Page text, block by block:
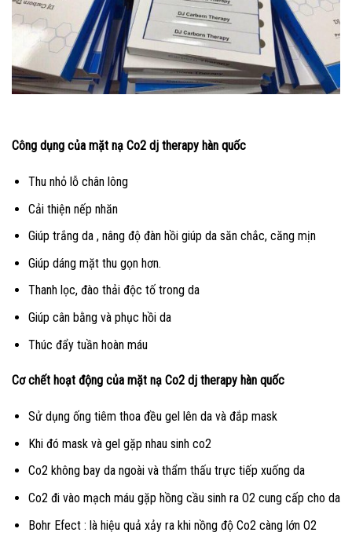
Công dụng của mặt nạ Co2 dj therapy hàn quốc
Thu nhỏ lỗ chân lông
Cải thiện nếp nhăn
Giúp trắng da , nâng độ đàn hồi giúp da săn chắc, căng mịn
Giúp dáng mặt thu gọn hơn.
Thanh lọc, đào thải độc tố trong da
Giúp cân bằng và phục hồi da
Thúc đẩy tuần hoàn máu
Cơ chết hoạt động của mặt nạ Co2 dj therapy hàn quốc
Sử dụng ống tiêm thoa đều gel lên da và đắp mask
Khi đó mask và gel gặp nhau sinh co2
Co2 không bay da ngoài và thẩm thấu trực tiếp xuống da
Co2 đi vào mạch máu gặp hồng cầu sinh ra O2 cung cấp cho da
Bohr Efect : là hiệu quả xảy ra khi nồng độ Co2 càng lớn O2